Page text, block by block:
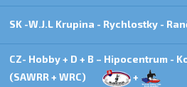
SK -W.J.L Krupina - Rychlostky -
CZ- Hobby + D + B – Hipocentrum -
(SAWRR + WRC)
+